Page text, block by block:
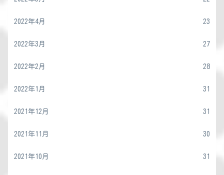
2022年4月 23
2022年3月 27
2022年2月 28
2022年1月 31
2021年12月 31
2021年11月 30
2021年10月 31